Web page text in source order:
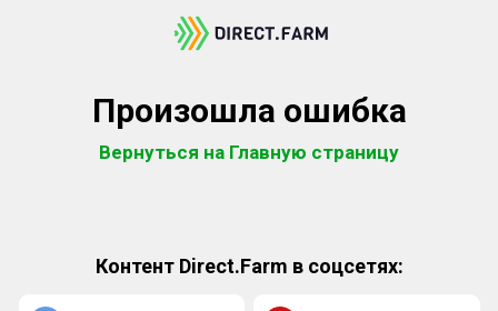
Произошла ошибка
Вернуться на Главную страницу
Контент Direct.Farm в соцсетях: